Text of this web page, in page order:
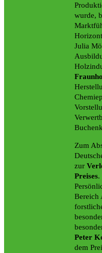
wurde,
Julia
Zum
zur
Preises.
Bereich
Peter
dem